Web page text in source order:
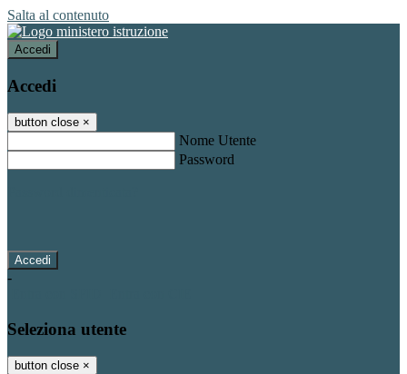
Salta al contenuto
Accedi
Accedi
button close ×
Nome Utente
Password
-
Seleziona utente
button close ×